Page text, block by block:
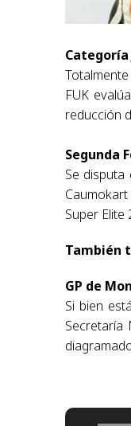
Categoría
FUK
reducción
Segunda
Se
Super Elite
También
GP de
Si bien
Secretaría